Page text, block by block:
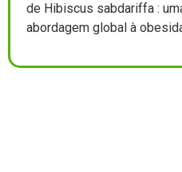
de Hibiscus sabdariffa :
abordagem global à